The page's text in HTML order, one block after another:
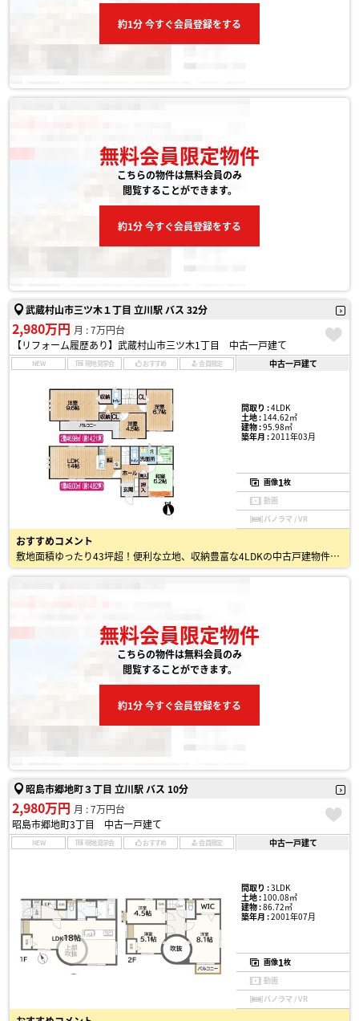
約1分 今すぐ会員登録をする
無料会員限定物件
こちらの物件は無料会員のみ
閲覧することができます。
約1分 今すぐ会員登録をする
武蔵村山市三ツ木１丁目 立川駅 バス 32分
2,980万円 月 : 7万円台
【リフォーム履歴あり】武蔵村山市三ツ木1丁目 中古一戸建て
NEW 現地見学会 おすすめ 会員限定 中古一戸建て
間取り :4LDK
土地 :144.62㎡
建物 :95.98㎡
築年月 :2011年03月
画像1枚
動画
パノラマ / VR
おすすめコメント
敷地面積ゆったり43坪超！便利な立地、収納豊富な4LDKの中古戸建物件です♪ ・小中学校まで徒歩5分以内 ・徒歩10分圏内にコンビニ、スーパー等商業施設多数。イオンモールやジョイフル本田も徒…
無料会員限定物件
こちらの物件は無料会員のみ
閲覧することができます。
約1分 今すぐ会員登録をする
昭島市郷地町３丁目 立川駅 バス 10分
2,980万円 月 : 7万円台
昭島市郷地町3丁目 中古一戸建て
NEW 現地見学会 おすすめ 会員限定 中古一戸建て
間取り :3LDK
土地 :100.08㎡
建物 :86.72㎡
築年月 :2001年07月
画像1枚
動画
パノラマ / VR